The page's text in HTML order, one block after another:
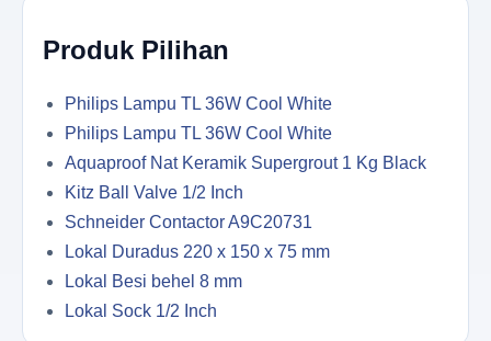
Produk Pilihan
Philips Lampu TL 36W Cool White
Philips Lampu TL 36W Cool White
Aquaproof Nat Keramik Supergrout 1 Kg Black
Kitz Ball Valve 1/2 Inch
Schneider Contactor A9C20731
Lokal Duradus 220 x 150 x 75 mm
Lokal Besi behel 8 mm
Lokal Sock 1/2 Inch